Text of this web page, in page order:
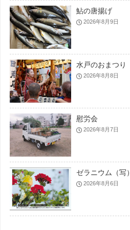
鮎の唐揚げ
2026年8月9日
水戸のおまつり
2026年8月8日
慰労会
2026年8月7日
ゼラニウム（写）
2026年8月6日